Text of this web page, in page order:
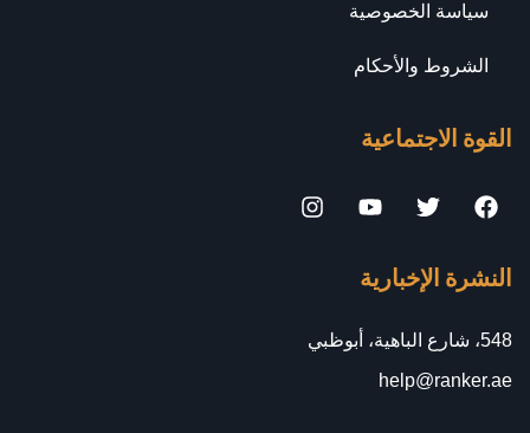
سياسة الخصوصية
الشروط والأحكام
القوة الاجتماعية
النشرة الإخبارية
548، شارع الباهية، أبوظبي
help@ranker.ae